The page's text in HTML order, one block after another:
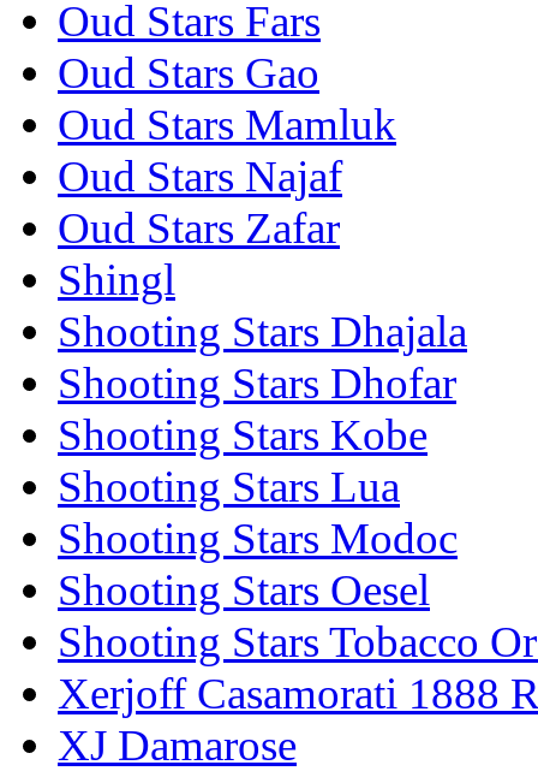
Oud Stars Fars
Oud Stars Gao
Oud Stars Mamluk
Oud Stars Najaf
Oud Stars Zafar
Shingl
Shooting Stars Dhajala
Shooting Stars Dhofar
Shooting Stars Kobe
Shooting Stars Lua
Shooting Stars Modoc
Shooting Stars Oesel
Shooting Stars Tobacco
Xerjoff Casamorati 1888
XJ Damarose